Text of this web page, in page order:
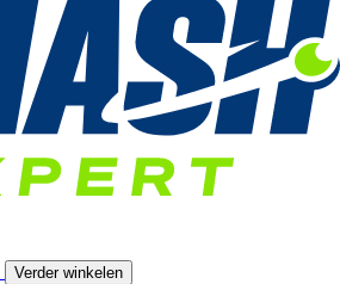
Verder winkelen